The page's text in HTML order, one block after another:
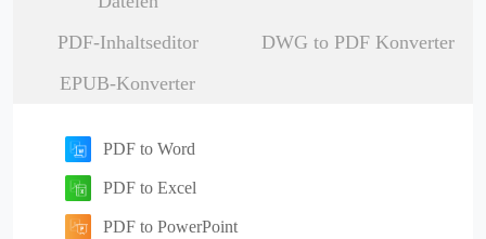
PDF-Inhaltseditor
DWG to PDF Konverter
EPUB-Konverter
PDF to Word
PDF to Excel
PDF to PowerPoint